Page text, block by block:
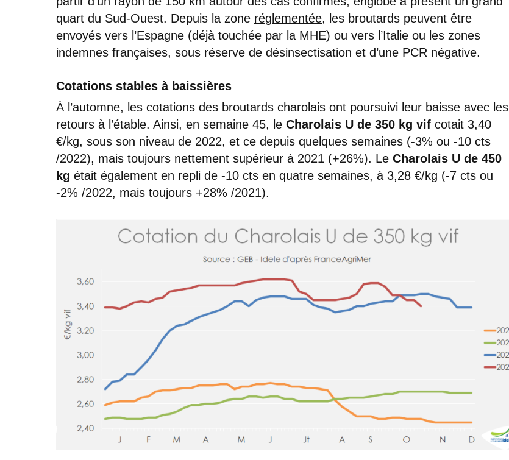
quart du Sud-Ouest. Depuis la zone réglementée, les broutards peuvent être
envoyés vers l’Espagne (déjà touchée par la MHE) ou vers l’Italie ou les zones
indemnes françaises, sous réserve de désinsectisation et d’une PCR négative.
Cotations stables à baissières
À l’automne, les cotations des broutards charolais ont poursuivi leur baisse avec les
retours à l’étable. Ainsi, en semaine 45, le Charolais U de 350 kg vif cotait 3,40
€/kg, sous son niveau de 2022, et ce depuis quelques semaines (-3% ou -10 cts
/2022), mais toujours nettement supérieur à 2021 (+26%). Le Charolais U de 450
kg était également en repli de -10 cts en quatre semaines, à 3,28 €/kg (-7 cts ou
-2% /2022, mais toujours +28% /2021).